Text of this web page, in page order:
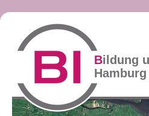
Bildung